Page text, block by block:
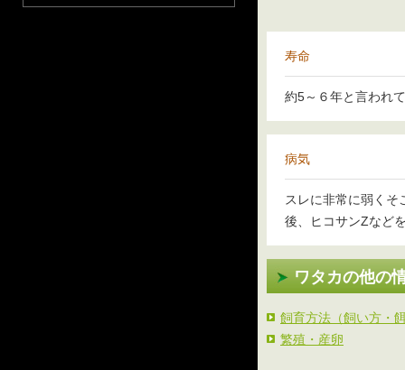
寿命
約5～６年と言われ
病気
スレに非常に弱くそ
後、ヒコサンZなど
ワタカの他の
飼育方法（飼い方・
繁殖・産卵